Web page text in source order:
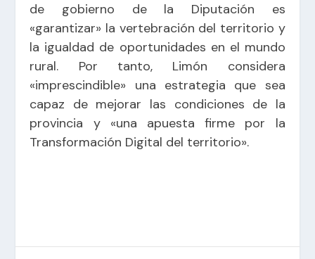
de gobierno de la Diputación es
«garantizar» la vertebración del territorio y
la igualdad de oportunidades en el mundo
rural. Por tanto, Limón considera
«imprescindible» una estrategia que sea
capaz de mejorar las condiciones de la
provincia y «una apuesta firme por la
Transformación Digital del territorio».